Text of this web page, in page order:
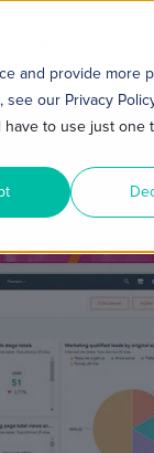
and provide more
our Privacy
to use just one